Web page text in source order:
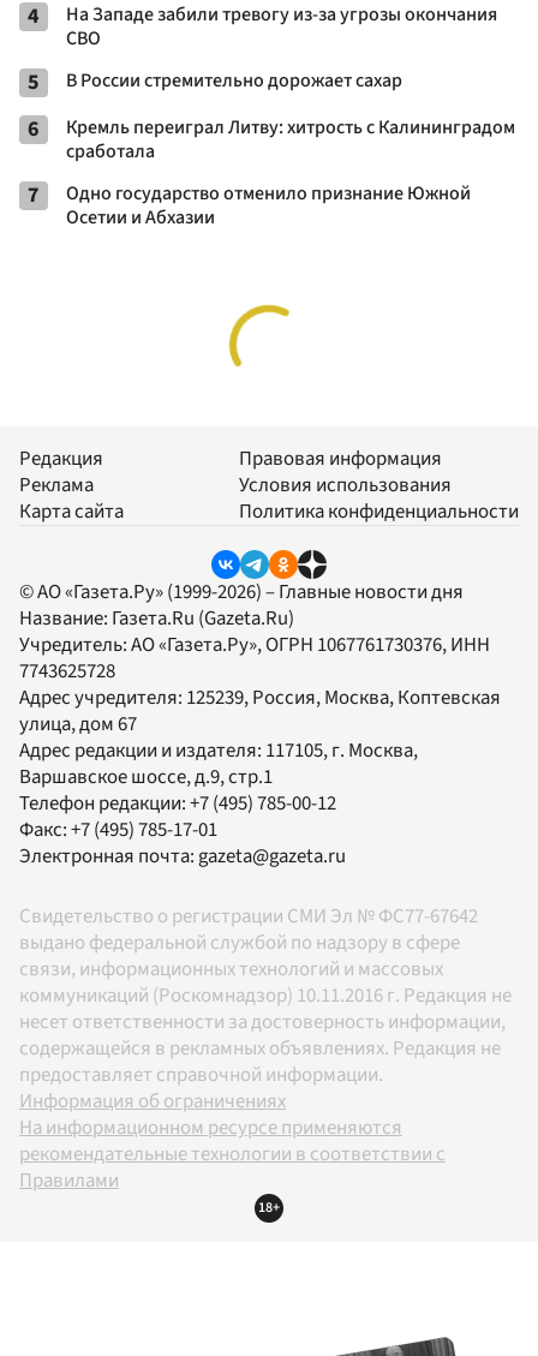
4
На Западе забили тревогу из-за угрозы окончания
СВО
5 В России стремительно дорожает сахар
6
Кремль переиграл Литву: хитрость с Калининградом
сработала
7
Одно государство отменило признание Южной
Осетии и Абхазии
Редакция
Реклама
Карта сайта
Правовая информация
Условия использования
Политика конфиденциальности
© АО «Газета.Ру» (1999-2026) – Главные новости дня
Название: Газета.Ru (Gazeta.Ru)
Учредитель:АО «Газета.Ру», ОГРН 1067761730376, ИНН
7743625728
Адрес учредителя: 125239, Россия, Москва, Коптевская
улица, дом 67
Адрес редакции и издателя: 117105, г. Москва,
Варшавское шоссе, д.9, стр.1
Телефон редакции:+7 (495) 785-00-12
Факс:+7 (495) 785-17-01
Электронная почта: gazeta@gazeta.ru
Свидетельство о регистрации СМИ Эл № ФС77-67642
выдано федеральной службой по надзору в сфере
связи, информационных технологий и массовых
коммуникаций (Роскомнадзор) 10.11.2016 г. Редакция не
несет ответственности за достоверность информации,
содержащейся в рекламных объявлениях. Редакция не
предоставляет справочной информации.
Информация об ограничениях
На информационном ресурсе применяются
рекомендательные технологии в соответствии с
Правилами
18+